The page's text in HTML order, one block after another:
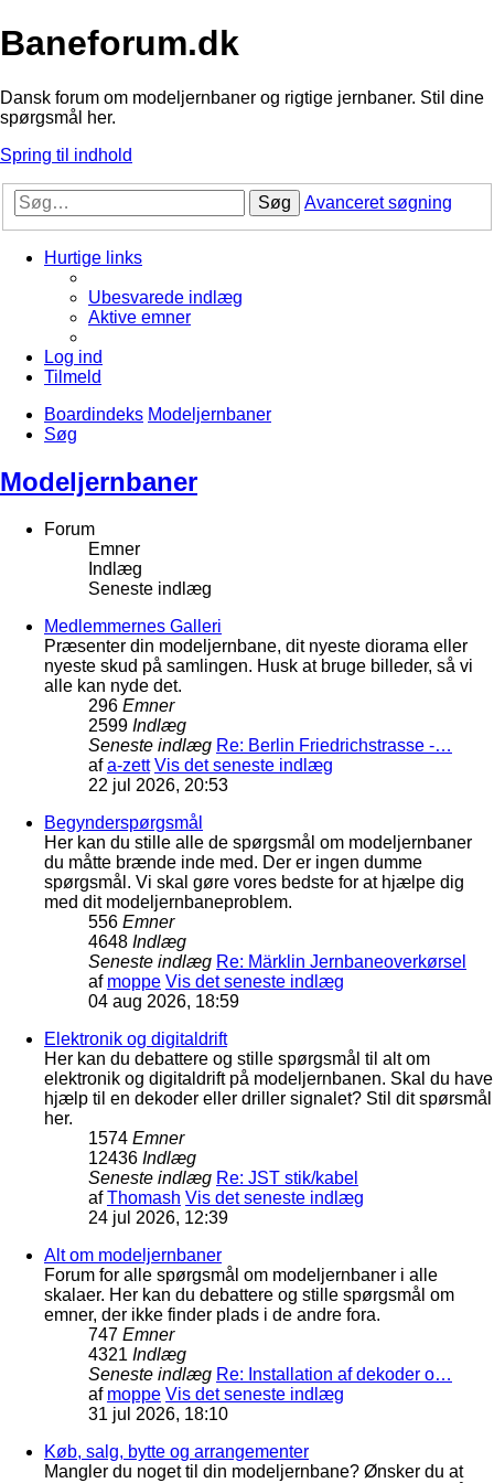
Baneforum.dk
Dansk forum om modeljernbaner og rigtige jernbaner. Stil dine
spørgsmål her.
Spring til indhold
Søg Avanceret søgning
Hurtige links
Ubesvarede indlæg
Aktive emner
Log ind
Tilmeld
Boardindeks Modeljernbaner
Søg
Modeljernbaner
Forum
Emner
Indlæg
Seneste indlæg
Medlemmernes Galleri
Præsenter din modeljernbane, dit nyeste diorama eller
nyeste skud på samlingen. Husk at bruge billeder, så vi
alle kan nyde det.
296 Emner
2599 Indlæg
Seneste indlæg Re: Berlin Friedrichstrasse -…
afa-zett Vis det seneste indlæg
22 jul 2026, 20:53
Begynderspørgsmål
Her kan du stille alle de spørgsmål om modeljernbaner
du måtte brænde inde med. Der er ingen dumme
spørgsmål. Vi skal gøre vores bedste for at hjælpe dig
med dit modeljernbaneproblem.
556 Emner
4648 Indlæg
Seneste indlæg Re: Märklin Jernbaneoverkørsel
af moppe Vis det seneste indlæg
04 aug 2026, 18:59
Elektronik og digitaldrift
Her kan du debattere og stille spørgsmål til alt om
elektronik og digitaldrift på modeljernbanen. Skal du have
hjælp til en dekoder eller driller signalet? Stil dit spørsmål
her.
1574 Emner
12436 Indlæg
Seneste indlæg Re: JST stik/kabel
afThomash Vis det seneste indlæg
24 jul 2026, 12:39
Alt om modeljernbaner
Forum for alle spørgsmål om modeljernbaner i alle
skalaer. Her kan du debattere og stille spørgsmål om
emner, der ikke finder plads i de andre fora.
747 Emner
4321 Indlæg
Seneste indlæg Re: Installation af dekoder o…
af moppe Vis det seneste indlæg
31 jul 2026, 18:10
Køb, salg, bytte og arrangementer
Mangler du noget til din modeljernbane? Ønsker du at